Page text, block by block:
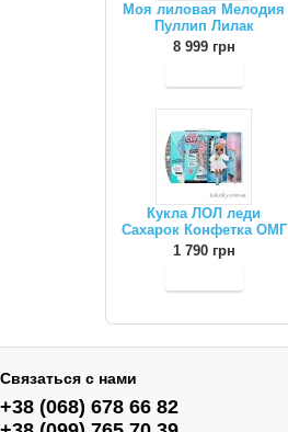
Моя лиловая Мелодия
Пуллип Лилак
8 999 грн
Кукла ЛОЛ леди
Сахарок Конфетка ОМГ
1 790 грн
Связаться с нами
+38 (068) 678 66 82